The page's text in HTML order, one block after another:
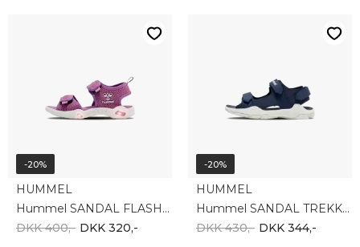
-20%
HUMMEL
Hummel SANDAL FLASH 216753-3383
DKK 400,- DKK 320,-
-20%
HUMMEL
Hummel SANDAL TREKKING II JR 217947-7642
DKK 430,- DKK 344,-